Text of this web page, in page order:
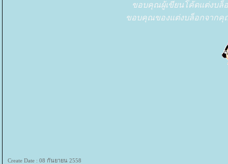
ขอบคุณผู้เขียนโค้ดแต่งบล็
ขอบคุณของแต่งบล็อกจากคุณ
Create Date : 08 กันยายน 2558